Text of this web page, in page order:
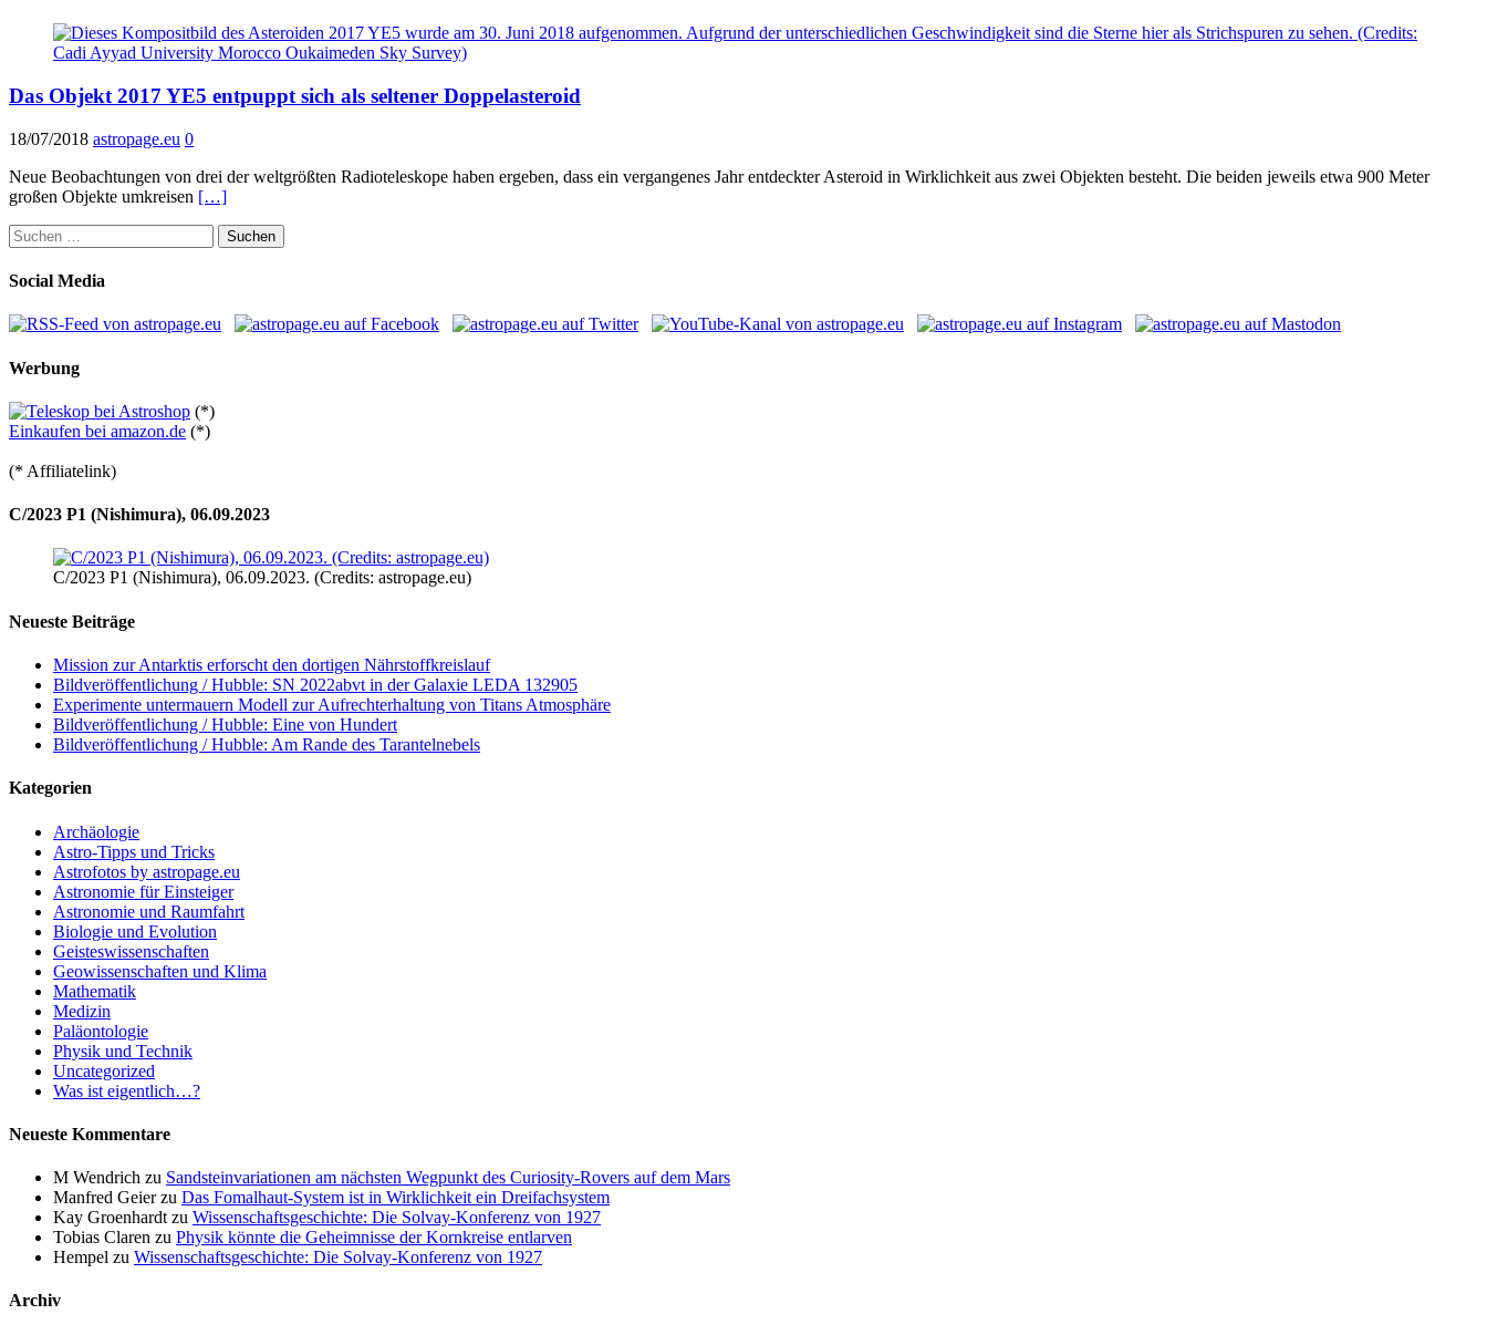
Das Objekt 2017 YE5 entpuppt sich als seltener Doppelasteroid
18/07/2018 astropage.eu 0
Neue Beobachtungen von drei der weltgrößten Radioteleskope haben ergeben, dass ein vergangenes Jahr entdeckter Asteroid in Wirklichkeit aus zwei Objekten besteht. Die beiden jeweils etwa 900 Meter
großen Objekte umkreisen […]
Suchen
nach:
Social Media
Werbung
(*)
Einkaufen bei amazon.de (*)
(* Affiliatelink)
C/2023 P1 (Nishimura), 06.09.2023
C/2023 P1 (Nishimura), 06.09.2023. (Credits: astropage.eu)
Neueste Beiträge
Mission zur Antarktis erforscht den dortigen Nährstoffkreislauf
Bildveröffentlichung / Hubble: SN 2022abvt in der Galaxie LEDA 132905
Experimente untermauern Modell zur Aufrechterhaltung von Titans Atmosphäre
Bildveröffentlichung / Hubble: Eine von Hundert
Bildveröffentlichung / Hubble: Am Rande des Tarantelnebels
Kategorien
Archäologie
Astro-Tipps und Tricks
Astrofotos by astropage.eu
Astronomie für Einsteiger
Astronomie und Raumfahrt
Biologie und Evolution
Geisteswissenschaften
Geowissenschaften und Klima
Mathematik
Medizin
Paläontologie
Physik und Technik
Uncategorized
Was ist eigentlich…?
Neueste Kommentare
M Wendrich zu Sandsteinvariationen am nächsten Wegpunkt des Curiosity-Rovers auf dem Mars
Manfred Geierzu Das Fomalhaut-System ist in Wirklichkeit ein Dreifachsystem
Kay Groenhardt zu Wissenschaftsgeschichte: Die Solvay-Konferenz von 1927
Tobias Claren zu Physik könnte die Geheimnisse der Kornkreise entlarven
Hempel zu Wissenschaftsgeschichte: Die Solvay-Konferenz von 1927
Archiv